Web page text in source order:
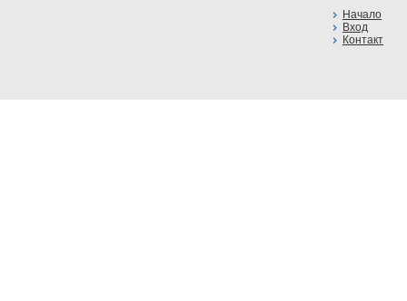
Начало
Вход
Контакт